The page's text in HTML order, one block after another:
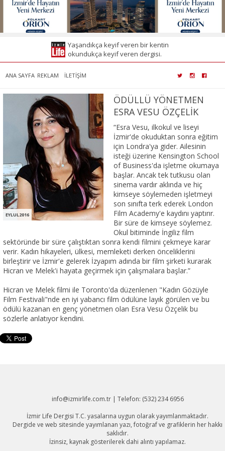
Yaşandıkça keyif veren bir kentin
okundukça keyif veren dergisi.
ANA SAYFA REKLAM İLETİŞİM
EYLUL2016
ÖDÜLLÜ YÖNETMEN
ESRA VESU ÖZÇELİK
“Esra Vesu, ilkokul ve liseyi
İzmir'de okuduktan sonra eğitim
için Londra'ya gider. Ailesinin
isteği üzerine Kensington School
of Business'da işletme okumaya
başlar. Ancak tek tutkusu olan
sinema vardır aklında ve hiç
kimseye söylemeden işletmeyi
son sınıfta terk ederek London
Film Academy'e kaydını yaptırır.
Bir süre de kimseye söylemez.
Okul bitiminde İngiliz film
sektöründe bir süre çalıştıktan sonra kendi filmini çekmeye karar
verir. Kadın hikayeleri, ülkesi, memleketi derken önceliklerini
birleştirir ve İzmir'e gelerek İzyapım adında bir film şirketi kurarak
Hicran ve Melek'i hayata geçirmek için çalışmalara başlar.”
Hicran ve Melek filmi ile Toronto'da düzenlenen "Kadın Gözüyle
Film Festivali"nde en iyi yabancı film ödülüne layık görülen ve bu
ödülü kazanan en genç yönetmen olan Esra Vesu Özçelik bu
sözlerle anlatıyor kendini.
info@izmirlife.com.tr | Telefon: (532) 234 6956
İzmir Life Dergisi T.C. yasalarına uygun olarak yayımlanmaktadır.
Dergide ve web sitesinde yayımlanan yazı, fotoğraf ve grafiklerin her hakkı
saklıdır.
İzinsiz, kaynak gösterilerek dahi alıntı yapılamaz.